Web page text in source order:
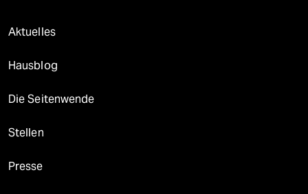
Aktuelles
Hausblog
Die Seitenwende
Stellen
Presse